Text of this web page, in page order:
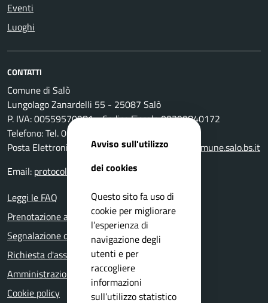
Eventi
Luoghi
CONTATTI
Comune di Salò
Lungolago Zanardelli 55 - 25087 Salò
P. IVA: 00559570981 - Codice Fiscale 00399840172
Telefono: Tel. 0365-296801
Posta Elettronica Certificata:protocollo@pec.comune.salo.bs.it
Email: protocollo@comune.salo.bs.it
Leggi le FAQ
Prenotazione appuntamento
Segnalazione disservizio
Richiesta d'assistenza
Amministrazione trasparente
Cookie policy
Avviso sull'utilizzo
dei cookies
Questo sito fa uso di
cookie per migliorare
l’esperienza di
navigazione degli
utenti e per
raccogliere
informazioni
sull’utilizzo statistico